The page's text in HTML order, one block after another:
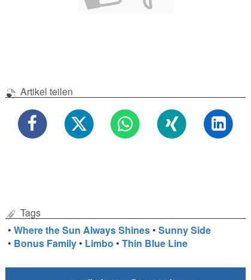
Artikel teilen
Tags
•Where the Sun Always Shines •Sunny Side
• Bonus Family • Limbo •Thin Blue Line